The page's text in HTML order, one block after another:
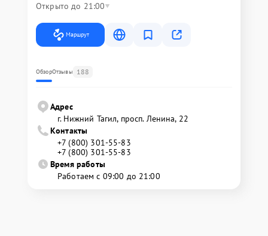
Открыто до 21:00
Маршрут
ОбзорОтзывы 188
Адрес
г. Нижний Тагил, просп. Ленина, 22
Контакты
+7 (800) 301-55-83
+7 (800) 301-55-83
Время работы
Работаем с 09:00 до 21:00